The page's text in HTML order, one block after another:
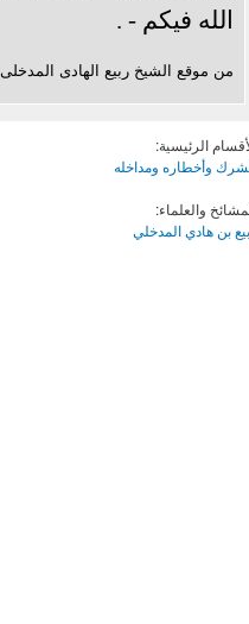
الله فيكم - .
من موقع الشيخ ربيع الهادى المدخلى
الرئيسية:
وأخطاره ومداخله
والعلماء:
بن هادي المدخلي